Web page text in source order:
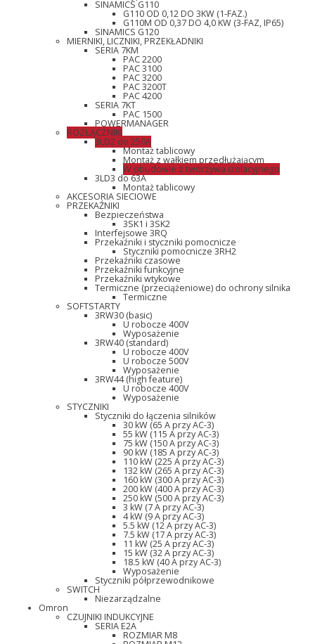
SINAMICS G110
G110 OD 0,12 DO 3KW (1-FAZ.)
G110M OD 0,37 DO 4,0 KW (3-FAZ, IP65)
SINAMICS G120
MIERNIKI, LICZNIKI, PRZEKŁADNIKI
SERIA 7KM
PAC 2200
PAC 3100
PAC 3200
PAC 3200T
PAC 4200
SERIA 7KT
PAC 1500
POWERMANAGER
ROZŁĄCZNIKI
3LD2 do 250A
Montaż tablicowy
Montaż z wałkiem przedłużającym
W obudowie z tworzywa izolacyjnego
3LD3 do 63A
Montaż tablicowy
AKCESORIA SIECIOWE
PRZEKAŹNIKI
Bezpieczeństwa
3SK1 i 3SK2
Interfejsowe 3RQ
Przekaźniki i styczniki pomocnicze
Styczniki pomocnicze 3RH2
Przekaźniki czasowe
Przekaźniki funkcyjne
Przekaźniki wtykowe
Termiczne (przeciążeniowe) do ochrony silnika
Termiczne
SOFTSTARTY
3RW30 (basic)
U robocze 400V
Wyposażenie
3RW40 (standard)
U robocze 400V
U robocze 500V
Wyposażenie
3RW44 (high feature)
U robocze 400V
Wyposażenie
STYCZNIKI
Styczniki do łączenia silników
30 kW (65 A przy AC-3)
55 kW (115 A przy AC-3)
75 kW (150 A przy AC-3)
90 kW (185 A przy AC-3)
110 kW (225 A przy AC-3)
132 kW (265 A przy AC-3)
160 kW (300 A przy AC-3)
200 kW (400 A przy AC-3)
250 kW (500 A przy AC-3)
3 kW (7 A przy AC-3)
4 kW (9 A przy AC-3)
5.5 kW (12 A przy AC-3)
7.5 kW (17 A przy AC-3)
11 kW (25 A przy AC-3)
15 kW (32 A przy AC-3)
18.5 kW (40 A przy AC-3)
Wyposażenie
Styczniki półprzewodnikowe
SWITCH
Niezarządzalne
Omron
CZUJNIKI INDUKCYJNE
SERIA E2A
ROZMIAR M8